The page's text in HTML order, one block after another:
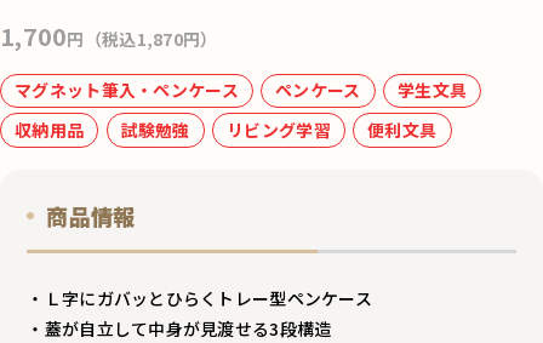
k
1,700円（税込1,870円）
マグネット筆入・ペンケース ペンケース
学生文具
収納用品
試験勉強 リビング学習 便利文具
商品情報
・Ｌ字にガバッとひらくトレー型ペンケース
・蓋が自立して中身が見渡せる3段構造